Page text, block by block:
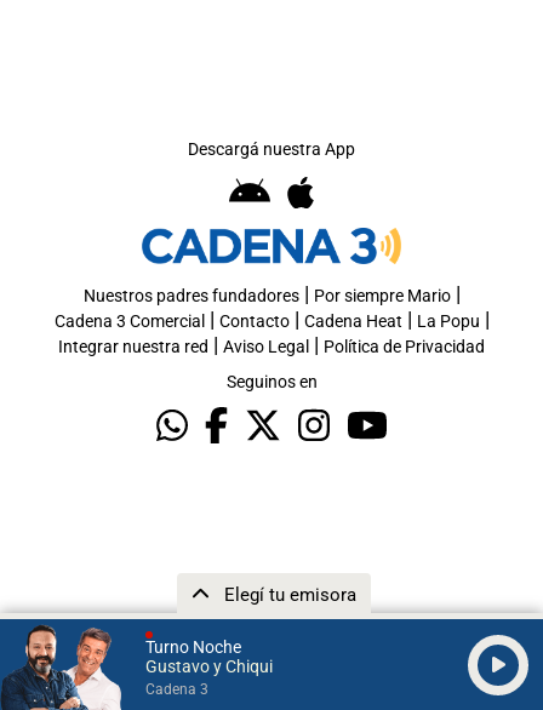
Turno Noche
Gustavo y Chiqui
Cadena 3
Elegí tu emisora
Descargá nuestra App
Nuestros padres fundadores| Por siempre Mario|
Cadena 3 Comercial | Contacto| Cadena Heat | La Popu |
Integrar nuestra red | Aviso Legal | Política de Privacidad
Seguinos en